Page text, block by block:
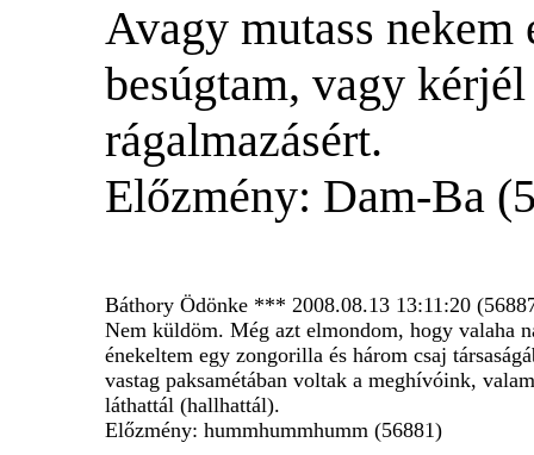
Avagy mutass
besúgtam, vagy
rágalmazásért.
Előzmény: Dam-Ba